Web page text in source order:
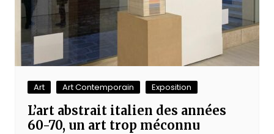
Art Art Contemporain Exposition
L’art abstrait italien des années
60-70, un art trop méconnu